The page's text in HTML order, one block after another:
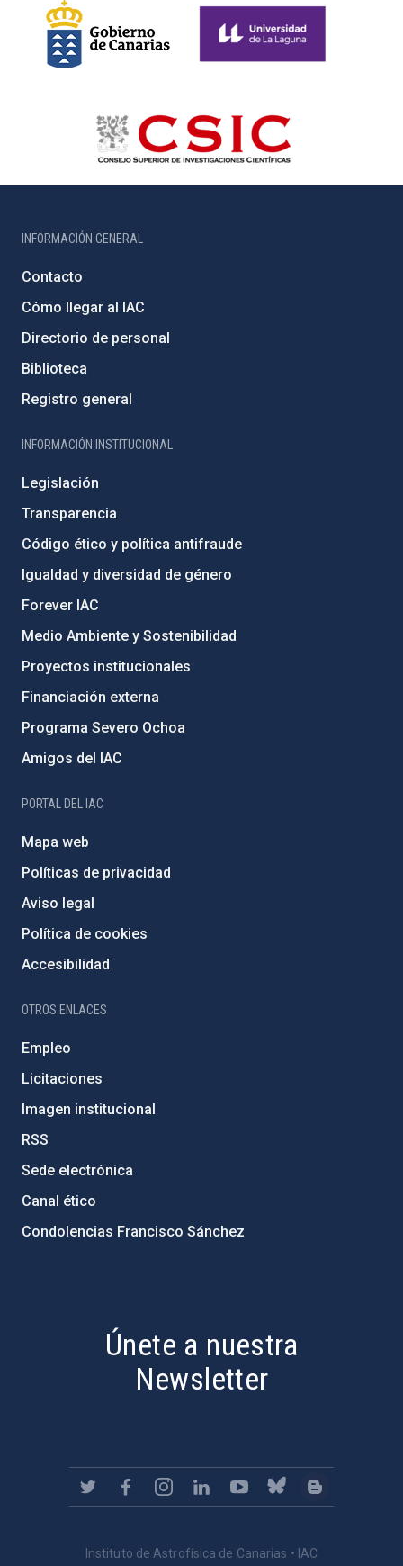
INFORMACIÓN GENERAL
Contacto
Cómo llegar al IAC
Directorio de personal
Biblioteca
Registro general
INFORMACIÓN INSTITUCIONAL
Legislación
Transparencia
Código ético y política antifraude
Igualdad y diversidad de género
Forever IAC
Medio Ambiente y Sostenibilidad
Proyectos institucionales
Financiación externa
Programa Severo Ochoa
Amigos del IAC
PORTAL DEL IAC
Mapa web
Políticas de privacidad
Aviso legal
Política de cookies
Accesibilidad
OTROS ENLACES
Empleo
Licitaciones
Imagen institucional
RSS
Sede electrónica
Canal ético
Condolencias Francisco Sánchez
Únete a nuestra
Newsletter
Instituto de Astrofísica de Canarias • IAC